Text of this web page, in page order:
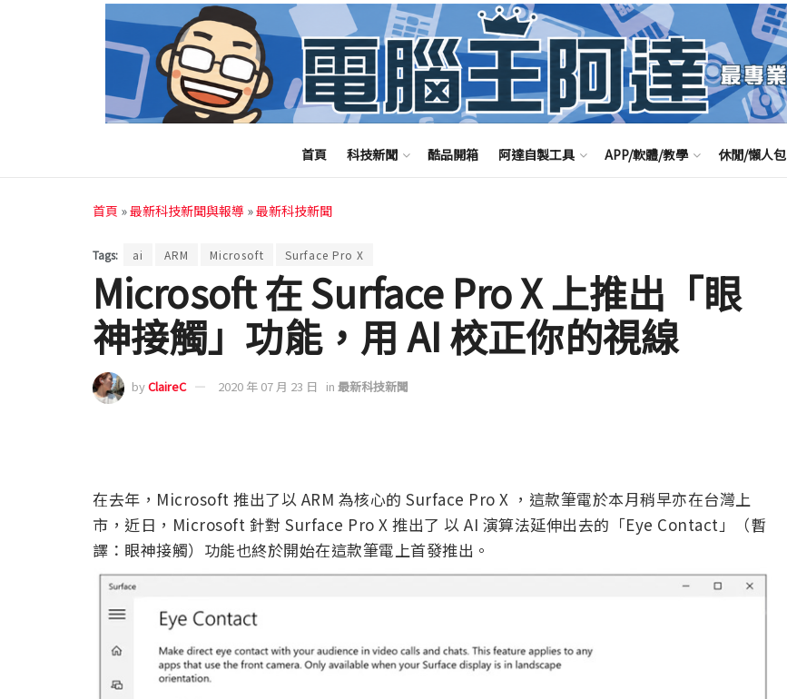
首頁 科技新聞 酷品開箱 阿達自製工具 APP/軟體/教學 休閒/懶人包
首頁 »最新科技新聞與報導 »最新科技新聞
Tags: ai ARM Microsoft Surface Pro X
Microsoft 在 Surface Pro X 上推出「眼
神接觸」功能，用 AI 校正你的視線
byClaireC 2020 年 07 月 23 日 in 最新科技新聞
在去年，Microsoft 推出了以 ARM 為核心的 Surface Pro X ，這款筆電於本月稍早亦在台灣上
市，近日，Microsoft 針對 Surface Pro X 推出了 以 AI 演算法延伸出去的「Eye Contact」（暫
譯：眼神接觸）功能也終於開始在這款筆電上首發推出。